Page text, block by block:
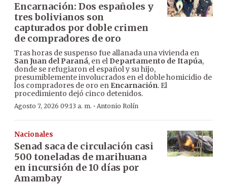
Encarnación: Dos españoles y
tres bolivianos son
capturados por doble crimen
de compradores de oro
Tras horas de suspenso fue allanada una vivienda en
San Juan del Paraná, en el Departamento de Itapúa,
donde se refugiaron el español y su hijo,
presumiblemente involucrados en el doble homicidio de
los compradores de oro en Encarnación. El
procedimiento dejó cinco detenidos.
Agosto 7, 2026 09:13 a. m. · Antonio Rolín
Nacionales
Senad saca de circulación casi
500 toneladas de marihuana
en incursión de 10 días por
Amambay